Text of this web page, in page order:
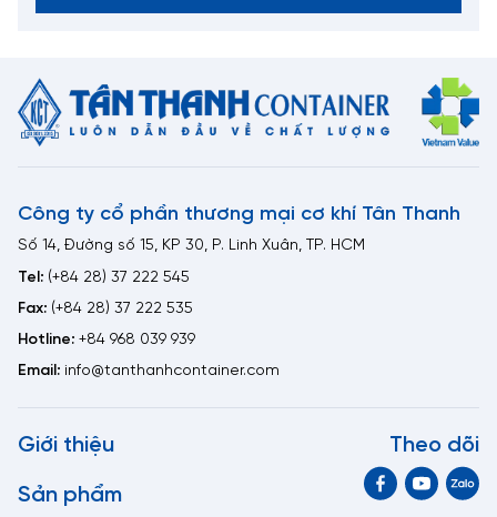
Công ty cổ phần thương mại cơ khí Tân Thanh
Số 14, Đường số 15, KP 30, P. Linh Xuân, TP. HCM
Tel: (+84 28) 37 222 545
Fax: (+84 28) 37 222 535
Hotline: +84 968 039 939
Email: info@tanthanhcontainer.com
Giới thiệu
Sản phẩm
Theo dõi